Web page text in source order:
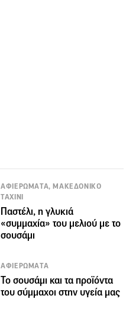
ΑΦΙΕΡΩΜΑΤΑ, ΜΑΚΕΔΟΝΙΚΟ
ΤΑΧΙΝΙ
Παστέλι, η γλυκιά
«συμμαχία» του μελιού με το
σουσάμι
ΑΦΙΕΡΩΜΑΤΑ
Το σουσάμι και τα προϊόντα
του σύμμαχοι στην υγεία μας